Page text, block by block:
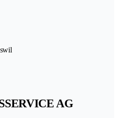
AG